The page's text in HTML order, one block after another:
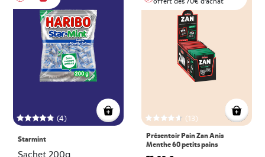
(4)
Starmint
Sachet 200g
(13)
Présentoir Pain Zan Anis
Menthe 60 petits pains